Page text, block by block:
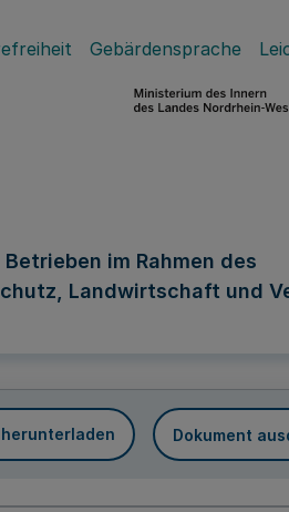
Gebärdensprache
im Rahmen des
Landwirtschaft und
herunterladen Dokument